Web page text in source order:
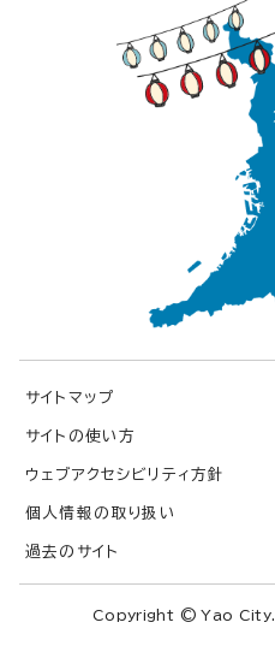
サイトマップ
サイトの使い方
ウェブアクセシビリティ方針
個人情報の取り扱い
過去のサイト
Copyright © Yao